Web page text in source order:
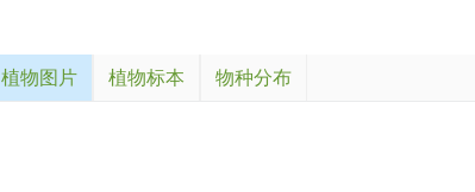
植物图片 植物标本 物种分布